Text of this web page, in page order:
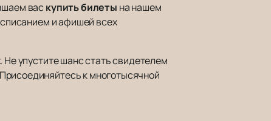
васкупить билеты на нашем
и афишей всех
упустите шанс стать свидетелем
к многотысячной